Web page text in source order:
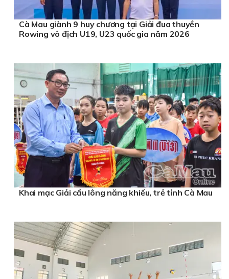
Cà Mau giành 9 huy chương tại Giải đua thuyền
Rowing vô địch U19, U23 quốc gia năm 2026
Khai mạc Giải cầu lông năng khiếu, trẻ tỉnh Cà Mau